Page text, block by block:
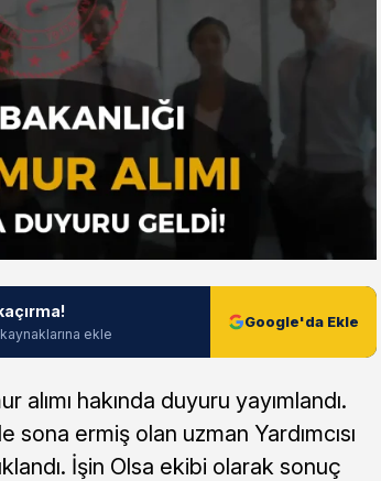
ekle
Google'da Ekle
alımı hakında duyuru yayımlandı.
ermiş olan uzman Yardımcısı
İşin Olsa ekibi olarak sonuç